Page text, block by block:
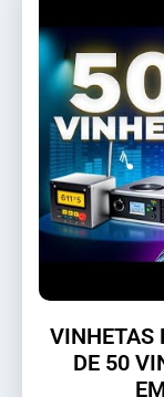
VINHETAS
DE 50